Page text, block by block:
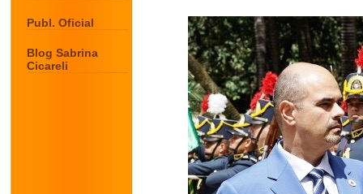
Publ. Oficial
Blog Sabrina
Cicareli